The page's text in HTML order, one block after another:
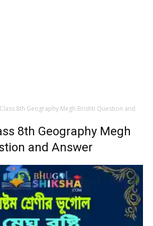
8th Geography Megh Brishti Question and
8th Geography Megh
and Answer